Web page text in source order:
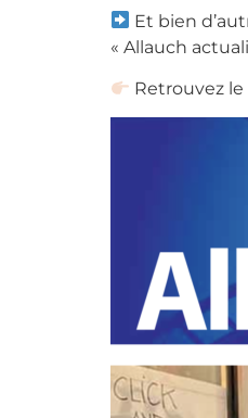
Et bien
« Allauch
Retrouvez